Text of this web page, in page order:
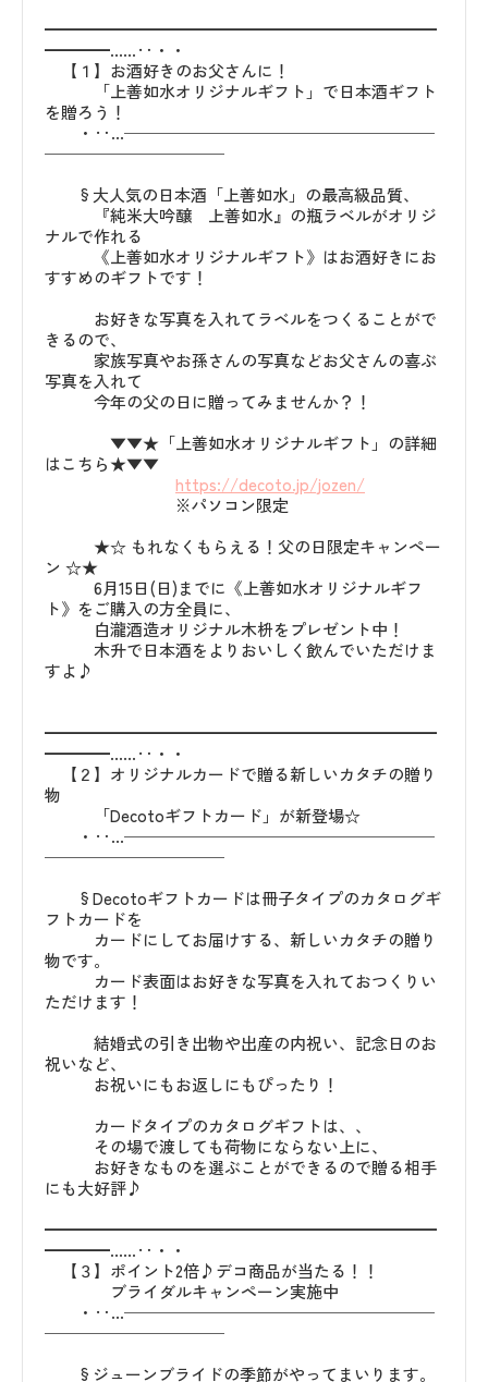
━━━━━━━━━━━━━━━━━━━━━━━━
━━━━……‥・・
【１】お酒好きのお父さんに！
「上善如水オリジナルギフト」で日本酒ギフト
を贈ろう！
・‥…───────────────────
───────────
§大人気の日本酒「上善如水」の最高級品質、
『純米大吟醸 上善如水』の瓶ラベルがオリジ
ナルで作れる
《上善如水オリジナルギフト》はお酒好きにお
すすめのギフトです！
お好きな写真を入れてラベルをつくることがで
きるので、
家族写真やお孫さんの写真などお父さんの喜ぶ
写真を入れて
今年の父の日に贈ってみませんか？！
▼▼★「上善如水オリジナルギフト」の詳細
はこちら★▼▼
https://decoto.jp/jozen/
※パソコン限定
★☆ もれなくもらえる！父の日限定キャンペー
ン ☆★
6月15日(日)までに《上善如水オリジナルギフ
ト》をご購入の方全員に、
白瀧酒造オリジナル木枡をプレゼント中！
木升で日本酒をよりおいしく飲んでいただけま
すよ♪
━━━━━━━━━━━━━━━━━━━━━━━━
━━━━……‥・・
【２】オリジナルカードで贈る新しいカタチの贈り
物
「Decotoギフトカード」が新登場☆
・‥…───────────────────
───────────
§Decotoギフトカードは冊子タイプのカタログギ
フトカードを
カードにしてお届けする、新しいカタチの贈り
物です。
カード表面はお好きな写真を入れておつくりい
ただけます！
結婚式の引き出物や出産の内祝い、記念日のお
祝いなど、
お祝いにもお返しにもぴったり！
カードタイプのカタログギフトは、、
その場で渡しても荷物にならない上に、
お好きなものを選ぶことができるので贈る相手
にも大好評♪
━━━━━━━━━━━━━━━━━━━━━━━━
━━━━……‥・・
【３】ポイント2倍♪デコ商品が当たる！！
ブライダルキャンペーン実施中
・‥…───────────────────
───────────
§ジューンブライドの季節がやってまいります。